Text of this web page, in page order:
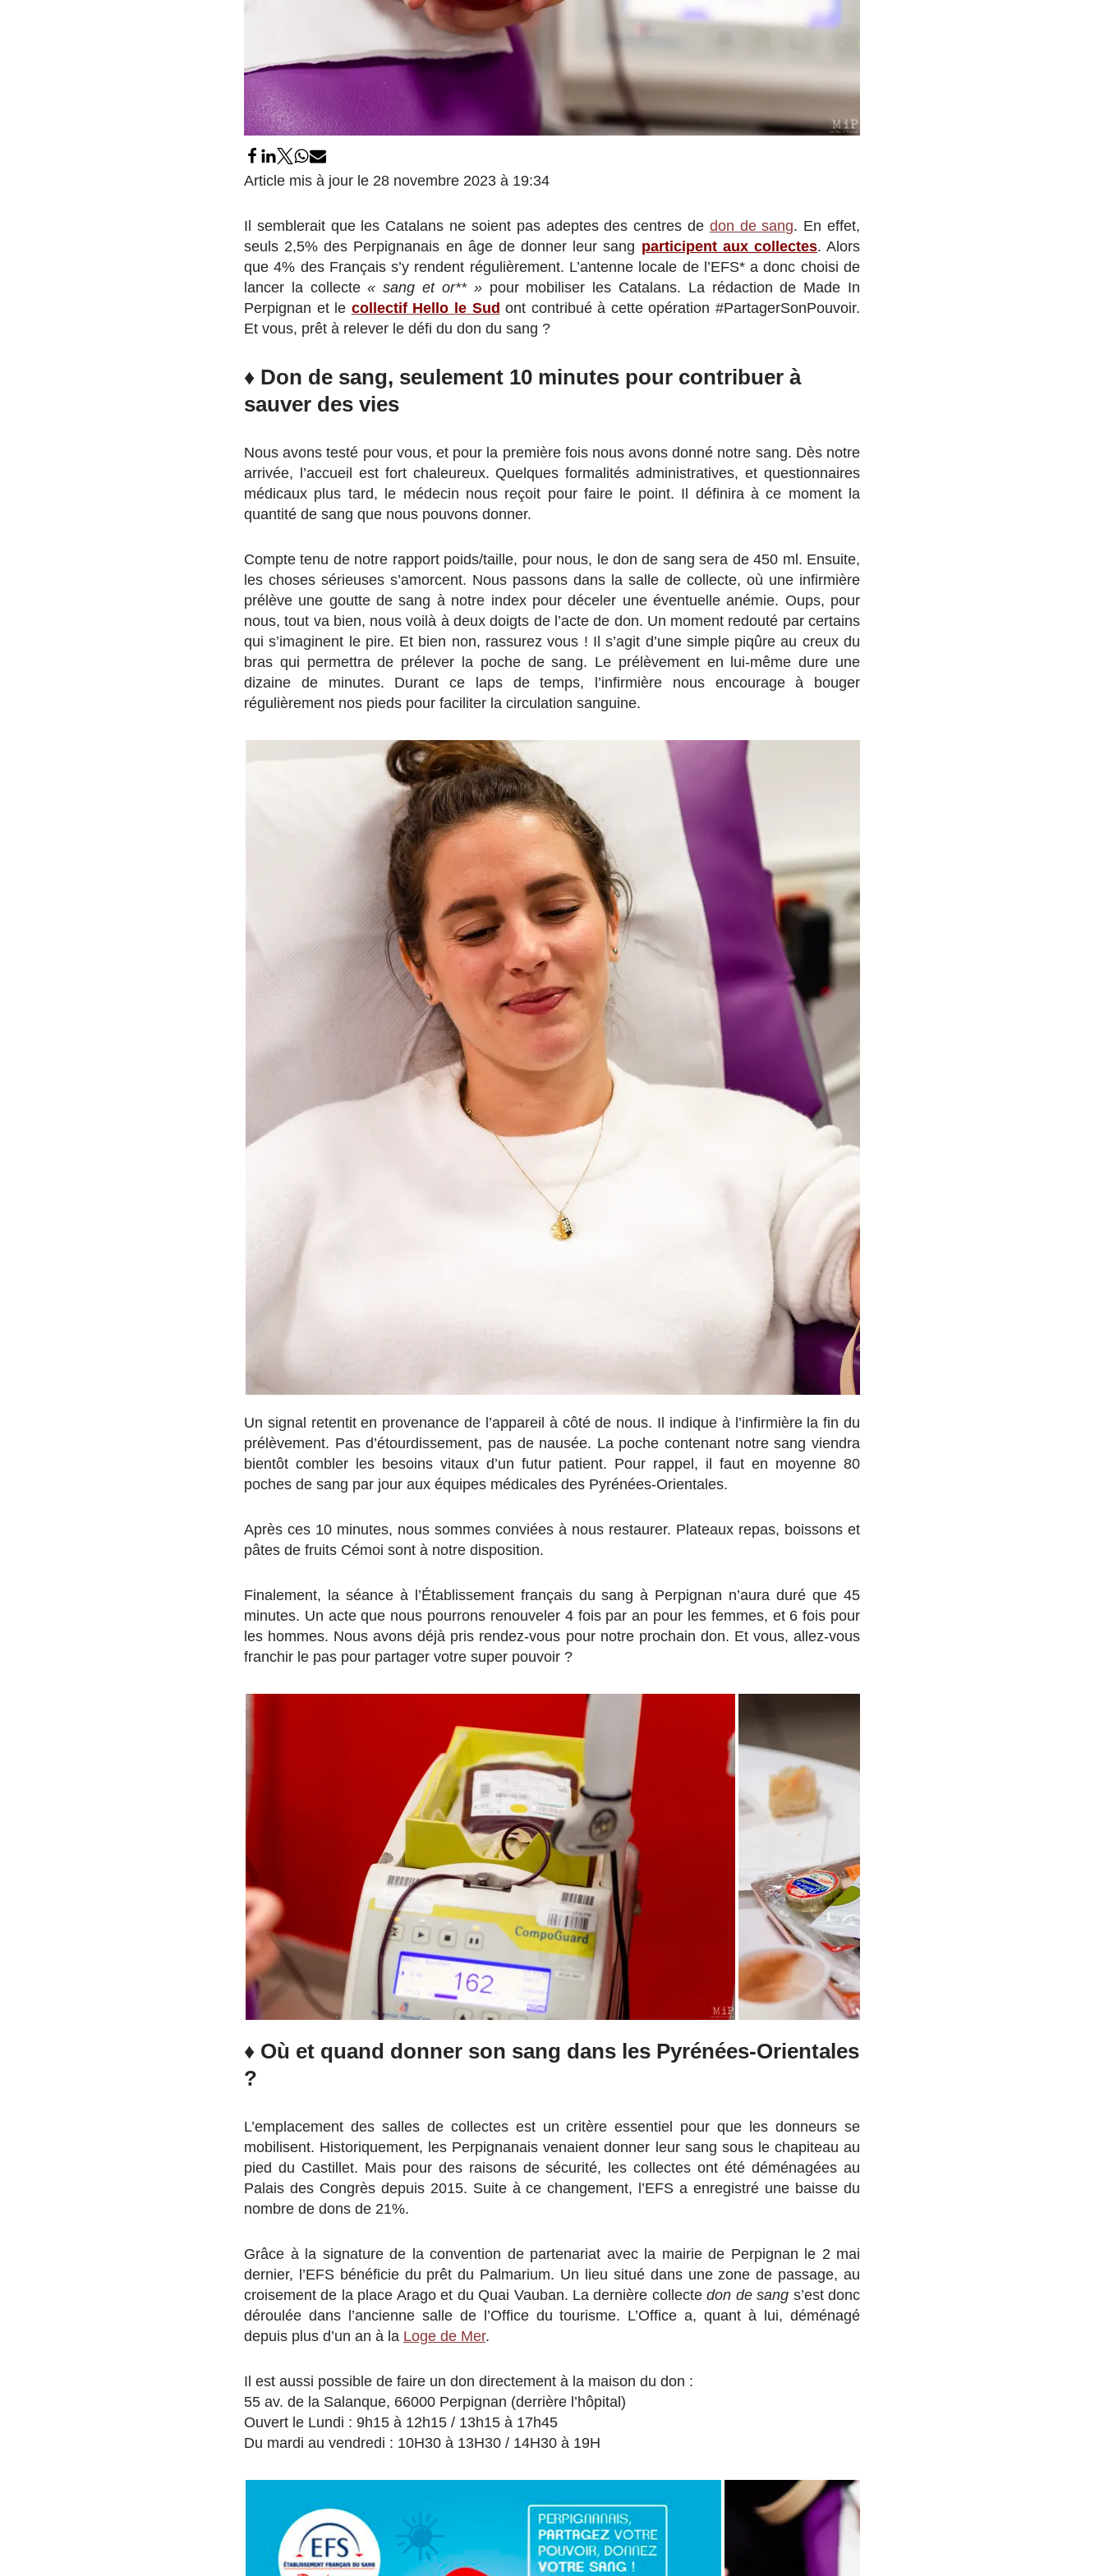
Article mis à jour le 28 novembre 2023 à 19:34
Il semblerait que les Catalans ne soient pas adeptes des centres de don de sang. En effet,
seuls 2,5% des Perpignanais en âge de donner leur sang participent aux collectes. Alors
que 4% des Français s’y rendent régulièrement. L’antenne locale de l’EFS* a donc choisi de
lancer la collecte« sang et or** »pour mobiliser les Catalans. La rédaction de Made In
Perpignan et le collectif Hello le Sud ont contribué à cette opération #PartagerSonPouvoir.
Et vous, prêt à relever le défi du don du sang ?
♦ Don de sang, seulement 10 minutes pour contribuer à
sauver des vies
Nous avons testé pour vous, et pour la première fois nous avons donné notre sang. Dès notre
arrivée, l’accueil est fort chaleureux. Quelques formalités administratives, et questionnaires
médicaux plus tard, le médecin nous reçoit pour faire le point. Il définira à ce moment la
quantité de sang que nous pouvons donner.
Compte tenu de notre rapport poids/taille, pour nous, le don de sang sera de 450 ml. Ensuite,
les choses sérieuses s’amorcent. Nous passons dans la salle de collecte, où une infirmière
prélève une goutte de sang à notre index pour déceler une éventuelle anémie. Oups, pour
nous, tout va bien, nous voilà à deux doigts de l’acte de don. Un moment redouté par certains
qui s’imaginent le pire. Et bien non, rassurez vous ! Il s’agit d’une simple piqûre au creux du
bras qui permettra de prélever la poche de sang. Le prélèvement en lui-même dure une
dizaine de minutes. Durant ce laps de temps, l’infirmière nous encourage à bouger
régulièrement nos pieds pour faciliter la circulation sanguine.
Un signal retentit en provenance de l’appareil à côté de nous. Il indique à l’infirmière la fin du
prélèvement. Pas d’étourdissement, pas de nausée. La poche contenant notre sang viendra
bientôt combler les besoins vitaux d’un futur patient. Pour rappel, il faut en moyenne 80
poches de sang par jour aux équipes médicales des Pyrénées-Orientales.
Après ces 10 minutes, nous sommes conviées à nous restaurer. Plateaux repas, boissons et
pâtes de fruits Cémoi sont à notre disposition.
Finalement, la séance à l’Établissement français du sang à Perpignan n’aura duré que 45
minutes. Un acte que nous pourrons renouveler 4 fois par an pour les femmes, et 6 fois pour
les hommes. Nous avons déjà pris rendez-vous pour notre prochain don. Et vous, allez-vous
franchir le pas pour partager votre super pouvoir ?
♦ Où et quand donner son sang dans les Pyrénées-Orientales
?
L’emplacement des salles de collectes est un critère essentiel pour que les donneurs se
mobilisent. Historiquement, les Perpignanais venaient donner leur sang sous le chapiteau au
pied du Castillet. Mais pour des raisons de sécurité, les collectes ont été déménagées au
Palais des Congrès depuis 2015. Suite à ce changement, l’EFS a enregistré une baisse du
nombre de dons de 21%.
Grâce à la signature de la convention de partenariat avec la mairie de Perpignan le 2 mai
dernier, l’EFS bénéficie du prêt du Palmarium. Un lieu situé dans une zone de passage, au
croisement de la place Arago et du Quai Vauban. La dernière collectedon de sang s’est donc
déroulée dans l’ancienne salle de l’Office du tourisme. L’Office a, quant à lui, déménagé
depuis plus d’un an à la Loge de Mer.
Il est aussi possible de faire un don directement à la maison du don :
55 av. de la Salanque, 66000 Perpignan (derrière l’hôpital)
Ouvert le Lundi : 9h15 à 12h15 / 13h15 à 17h45
Du mardi au vendredi : 10H30 à 13H30 / 14H30 à 19H